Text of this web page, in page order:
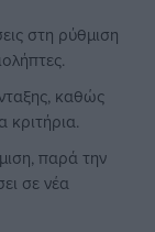
στη ρύθμιση
καθώς
παρά την
σε νέα